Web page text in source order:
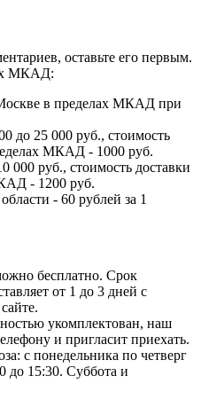
оставьте его первым.
МКАД:
в пределах МКАД при
до 25 000 руб., стоимость
МКАД - 1000 руб.
000 руб., стоимость доставки
- 1200 руб.
- 60 рублей за 1
бесплатно. Срок
от 1 до 3 дней с
укомплектован, наш
и пригласит приехать.
с понедельника по четверг
до 15:30. Суббота и